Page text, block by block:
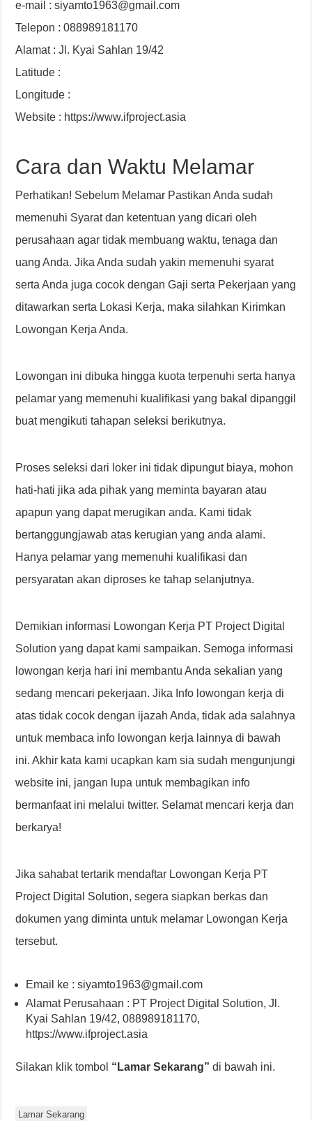
e-mail : siyamto1963@gmail.com
Telepon : 088989181170
Alamat : Jl. Kyai Sahlan 19/42
Latitude :
Longitude :
Website : https://www.ifproject.asia
Cara dan Waktu Melamar
Perhatikan! Sebelum Melamar Pastikan Anda sudah
memenuhi Syarat dan ketentuan yang dicari oleh
perusahaan agar tidak membuang waktu, tenaga dan
uang Anda. Jika Anda sudah yakin memenuhi syarat
serta Anda juga cocok dengan Gaji serta Pekerjaan yang
ditawarkan serta Lokasi Kerja, maka silahkan Kirimkan
Lowongan Kerja Anda.
Lowongan ini dibuka hingga kuota terpenuhi serta hanya
pelamar yang memenuhi kualifikasi yang bakal dipanggil
buat mengikuti tahapan seleksi berikutnya.
Proses seleksi dari loker ini tidak dipungut biaya, mohon
hati-hati jika ada pihak yang meminta bayaran atau
apapun yang dapat merugikan anda. Kami tidak
bertanggungjawab atas kerugian yang anda alami.
Hanya pelamar yang memenuhi kualifikasi dan
persyaratan akan diproses ke tahap selanjutnya.
Demikian informasi Lowongan Kerja PT Project Digital
Solution yang dapat kami sampaikan. Semoga informasi
lowongan kerja hari ini membantu Anda sekalian yang
sedang mencari pekerjaan. Jika Info lowongan kerja di
atas tidak cocok dengan ijazah Anda, tidak ada salahnya
untuk membaca info lowongan kerja lainnya di bawah
ini. Akhir kata kami ucapkan kam sia sudah mengunjungi
website ini, jangan lupa untuk membagikan info
bermanfaat ini melalui twitter. Selamat mencari kerja dan
berkarya!
Jika sahabat tertarik mendaftar Lowongan Kerja PT
Project Digital Solution, segera siapkan berkas dan
dokumen yang diminta untuk melamar Lowongan Kerja
tersebut.
Email ke : siyamto1963@gmail.com
Alamat Perusahaan : PT Project Digital Solution, Jl.
Kyai Sahlan 19/42, 088989181170,
https://www.ifproject.asia
Silakan klik tombol “Lamar Sekarang” di bawah ini.
Lamar Sekarang